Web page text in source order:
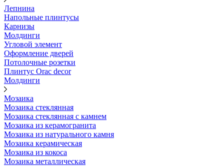
Лепнина
Напольные плинтусы
Карнизы
Молдинги
Угловой элемент
Оформление дверей
Потолочные розетки
Плинтус Orac decor
Молдинги
Мозаика
Мозаика стеклянная
Мозаика стеклянная с камнем
Мозаика из керамогранита
Мозаика из натурального камня
Мозаика керамическая
Мозаика из кокоса
Мозаика металлическая